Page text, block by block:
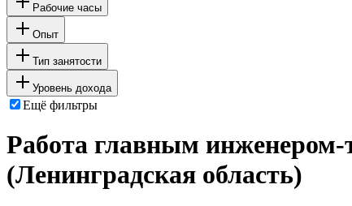
Рабочие часы
Опыт
Тип занятости
Уровень дохода
Ещё фильтры
Работа главным инженером-
(Ленинградская область)